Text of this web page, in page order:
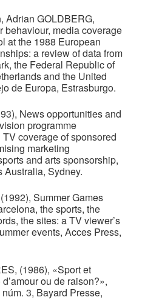
Adrian GOLDBERG,
behaviour, media coverage
at the 1988 European
a review of data from
the Federal Republic of
and the United
de Europa, Estrasburgo.
News opportunities and
programme
coverage of sponsored
marketing
and arts sponsorship,
Australia, Sydney.
Summer Games
the sports, the
the sites: a TV viewer’s
events, Acces Press,
(1986), «Sport et
ou de raison?»,
3, Bayard Presse,